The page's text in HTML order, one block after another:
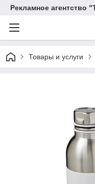
Рекламное агентство
Товары и услуги